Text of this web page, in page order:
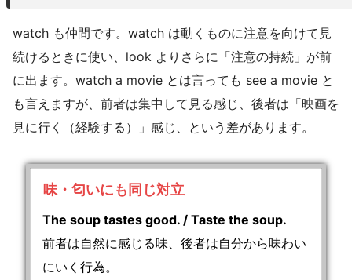
watch も仲間です。watch は動くものに注意を向けて見
続けるときに使い、look よりさらに「注意の持続」が前
に出ます。watch a movie とは言っても see a movie と
も言えますが、前者は集中して見る感じ、後者は「映画を
見に行く（経験する）」感じ、という差があります。
味・匂いにも同じ対立
The soup tastes good. / Taste the soup.
前者は自然に感じる味、後者は自分から味わい
にいく行為。